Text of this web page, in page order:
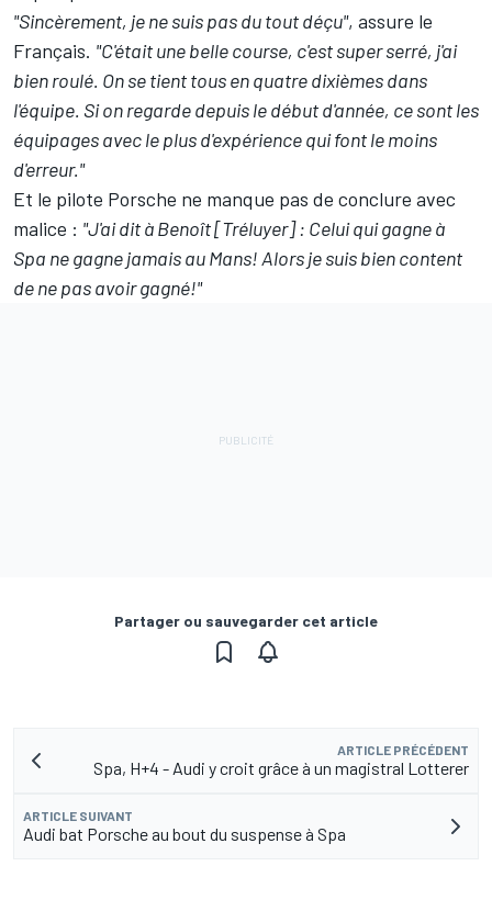
"Sincèrement, je ne suis pas du tout déçu", assure le
Français. "C'était une belle course, c'est super serré, j'ai
bien roulé. On se tient tous en quatre dixièmes dans
l'équipe. Si on regarde depuis le début d'année, ce sont les
équipages avec le plus d'expérience qui font le moins
d'erreur."
Et le pilote Porsche ne manque pas de conclure avec
malice : "J'ai dit à Benoît [Tréluyer] : Celui qui gagne à
Spa ne gagne jamais au Mans! Alors je suis bien content
de ne pas avoir gagné!"
Partager ou sauvegarder cet article
ARTICLE PRÉCÉDENT
Spa, H+4 - Audi y croit grâce à un magistral Lotterer
ARTICLE SUIVANT
Audi bat Porsche au bout du suspense à Spa